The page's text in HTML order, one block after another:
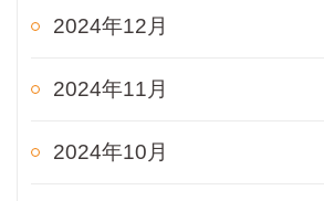
2024年12月
2024年11月
2024年10月